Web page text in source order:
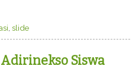
,slide
Siswa